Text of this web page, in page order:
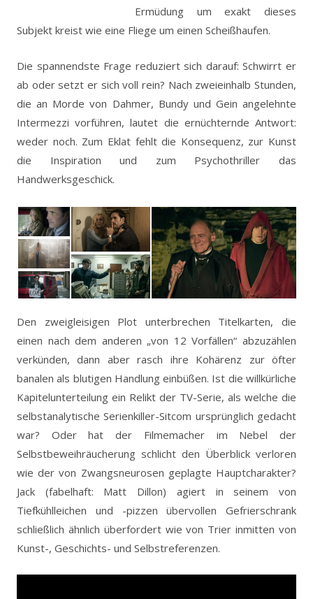
Ermüdung um exakt dieses
Subjekt kreist wie eine Fliege um einen Scheißhaufen.
Die spannendste Frage reduziert sich darauf: Schwirrt er
ab oder setzt er sich voll rein? Nach zweieinhalb Stunden,
die an Morde von Dahmer, Bundy und Gein angelehnte
Intermezzi vorführen, lautet die ernüchternde Antwort:
weder noch. Zum Eklat fehlt die Konsequenz, zur Kunst
die Inspiration und zum Psychothriller das
Handwerksgeschick.
Den zweigleisigen Plot unterbrechen Titelkarten, die
einen nach dem anderen „von 12 Vorfällen“ abzuzählen
verkünden, dann aber rasch ihre Kohärenz zur öfter
banalen als blutigen Handlung einbüßen. Ist die willkürliche
Kapitelunterteilung ein Relikt der TV-Serie, als welche die
selbstanalytische Serienkiller-Sitcom ursprünglich gedacht
war? Oder hat der Filmemacher im Nebel der
Selbstbeweihräucherung schlicht den Überblick verloren
wie der von Zwangsneurosen geplagte Hauptcharakter?
Jack (fabelhaft: Matt Dillon) agiert in seinem von
Tiefkühlleichen und -pizzen übervollen Gefrierschrank
schließlich ähnlich überfordert wie von Trier inmitten von
Kunst-, Geschichts- und Selbstreferenzen.